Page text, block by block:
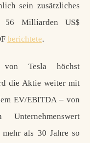
sein zusätzliches
56 Milliarden US$
berichtete.
Tesla höchst
die Aktie weiter mit
EV/EBITDA – von
mehr als 30 Jahre so